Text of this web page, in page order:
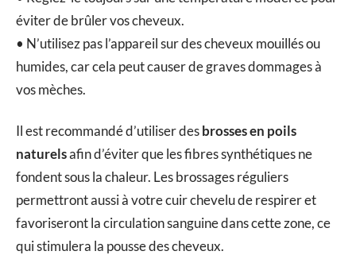
éviter de brûler vos cheveux.
• N’utilisez pas l’appareil sur des cheveux mouillés ou
humides, car cela peut causer de graves dommages à
vos mèches.
Il est recommandé d’utiliser desbrosses en poils
naturelsafin d’éviter que les fibres synthétiques ne
fondent sous la chaleur. Les brossages réguliers
permettront aussi à votre cuir chevelu de respirer et
favoriseront la circulation sanguine dans cette zone, ce
qui stimulera la pousse des cheveux.